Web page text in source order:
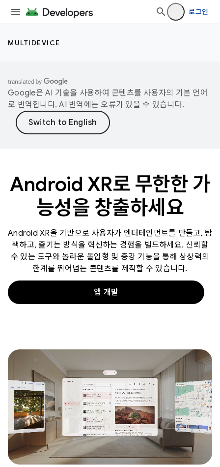
로그인
MULTIDEVICE
Google은 AI 기술을 사용하여 콘텐츠를 사용자의 기본 언어
로 번역합니다. AI 번역에는 오류가 있을 수 있습니다.
Android XR로 무한한 가
능성을 창출하세요
Android XR을 기반으로 사용자가 엔터테인먼트를 만들고, 탐
색하고, 즐기는 방식을 혁신하는 경험을 빌드하세요. 신뢰할
수 있는 도구와 놀라운 몰입형 및 증강 기능을 통해 상상력의
한계를 뛰어넘는 콘텐츠를 제작할 수 있습니다.
앱 개발